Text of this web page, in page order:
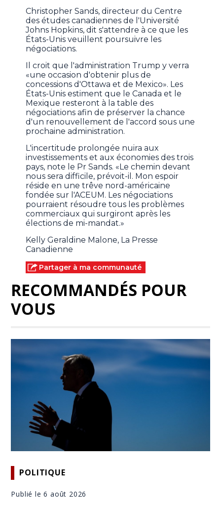
Christopher Sands, directeur du Centre
des études canadiennes de l'Université
Johns Hopkins, dit s'attendre à ce que les
États-Unis veuillent poursuivre les
négociations.
Il croit que l'administration Trump y verra
«une occasion d'obtenir plus de
concessions d'Ottawa et de Mexico». Les
États-Unis estiment que le Canada et le
Mexique resteront à la table des
négociations afin de préserver la chance
d'un renouvellement de l'accord sous une
prochaine administration.
L'incertitude prolongée nuira aux
investissements et aux économies des trois
pays, note le Pr Sands. «Le chemin devant
nous sera difficile, prévoit-il. Mon espoir
réside en une trêve nord-américaine
fondée sur l'ACEUM. Les négociations
pourraient résoudre tous les problèmes
commerciaux qui surgiront après les
élections de mi-mandat.»
Kelly Geraldine Malone, La Presse
Canadienne
Partager à ma communauté
RECOMMANDÉS POUR
VOUS
POLITIQUE
Publié le 6 août 2026